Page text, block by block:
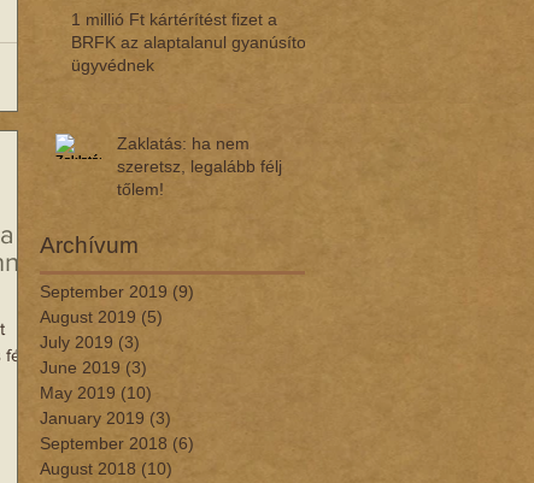
1 millió Ft kártérítést fizet a
BRFK az alaptalanul gyanúsított
ügyvédnek
Zaklatás: ha nem
szeretsz, legalább félj
tőlem!
Archívum
September 2019 (9)
August 2019 (5)
July 2019 (3)
June 2019 (3)
May 2019 (10)
January 2019 (3)
September 2018 (6)
August 2018 (10)